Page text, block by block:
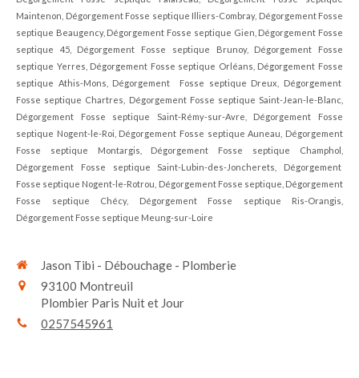
Maintenon, Dégorgement Fosse septique Illiers-Combray, Dégorgement Fosse
septique Beaugency, Dégorgement Fosse septique Gien, Dégorgement Fosse
septique 45, Dégorgement Fosse septique Brunoy, Dégorgement Fosse
septique Yerres, Dégorgement Fosse septique Orléans, Dégorgement Fosse
septique Athis-Mons, Dégorgement Fosse septique Dreux, Dégorgement
Fosse septique Chartres, Dégorgement Fosse septique Saint-Jean-le-Blanc,
Dégorgement Fosse septique Saint-Rémy-sur-Avre, Dégorgement Fosse
septique Nogent-le-Roi, Dégorgement Fosse septique Auneau, Dégorgement
Fosse septique Montargis, Dégorgement Fosse septique Champhol,
Dégorgement Fosse septique Saint-Lubin-des-Joncherets, Dégorgement
Fosse septique Nogent-le-Rotrou, Dégorgement Fosse septique, Dégorgement
Fosse septique Chécy, Dégorgement Fosse septique Ris-Orangis,
Dégorgement Fosse septique Meung-sur-Loire
Jason Tibi - Débouchage - Plomberie
93100 Montreuil
Plombier Paris Nuit et Jour
0257545961